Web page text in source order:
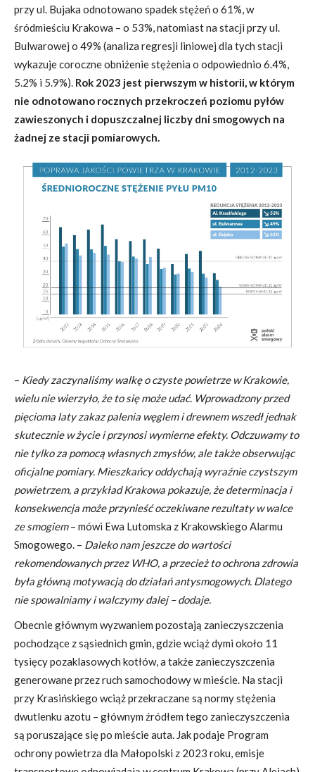
przy ul. Bujaka odnotowano spadek stężeń o 61%, w
śródmieściu Krakowa – o 53%, natomiast na stacji przy ul.
Bulwarowej o 49% (analiza regresji liniowej dla tych stacji
wykazuje coroczne obniżenie stężenia o odpowiednio 6.4%,
5.2% i 5.9%). Rok 2023 jest pierwszym w historii, w którym
nie odnotowano rocznych przekroczeń poziomu pyłów
zawieszonych i dopuszczalnej liczby dni smogowych na
żadnej ze stacji pomiarowych.
– Kiedy zaczynaliśmy walkę o czyste powietrze w Krakowie,
wielu nie wierzyło, że to się może udać. Wprowadzony przed
pięcioma laty zakaz palenia węglem i drewnem wszedł jednak
skutecznie w życie i przynosi wymierne efekty. Odczuwamy to
nie tylko za pomocą własnych zmysłów, ale także obserwując
oficjalne pomiary. Mieszkańcy oddychają wyraźnie czystszym
powietrzem, a przykład Krakowa pokazuje, że determinacja i
konsekwencja może przynieść oczekiwane rezultaty w walce
ze smogiem– mówi Ewa Lutomska z Krakowskiego Alarmu
Smogowego. – Daleko nam jeszcze do wartości
rekomendowanych przez WHO, a przecież to ochrona zdrowia
była główną motywacją do działań antysmogowych. Dlatego
nie spowalniamy i walczymy dalej – dodaje.
Obecnie głównym wyzwaniem pozostają zanieczyszczenia
pochodzące z sąsiednich gmin, gdzie wciąż dymi około 11
tysięcy pozaklasowych kotłów, a także zanieczyszczenia
generowane przez ruch samochodowy w mieście. Na stacji
przy Krasińskiego wciąż przekraczane są normy stężenia
dwutlenku azotu – głównym źródłem tego zanieczyszczenia
są poruszające się po mieście auta. Jak podaje Program
ochrony powietrza dla Małopolski z 2023 roku, emisje